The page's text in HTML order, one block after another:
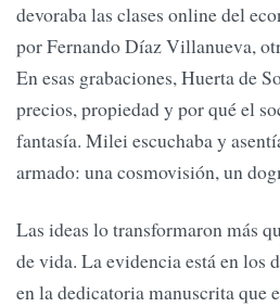
devoraba las clases online del
por Fernando Díaz Villanueva,
En esas grabaciones, Huerta de
precios, propiedad y por qué el
fantasía. Milei escuchaba y
armado: una cosmovisión, un
Las ideas lo transformaron más
de vida. La evidencia está en los
en la dedicatoria manuscrita que